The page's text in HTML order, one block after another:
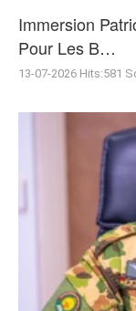
Immersion
Pour Les B…
13-07-2026 Hits:581